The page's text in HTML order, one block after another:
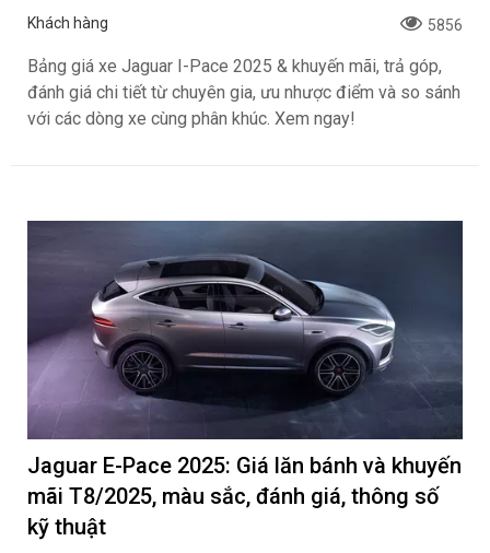
Khách hàng 5856
Bảng giá xe Jaguar I-Pace 2025 & khuyến mãi, trả góp,
đánh giá chi tiết từ chuyên gia, ưu nhược điểm và so sánh
với các dòng xe cùng phân khúc. Xem ngay!
Jaguar E-Pace 2025: Giá lăn bánh và khuyến
mãi T8/2025, màu sắc, đánh giá, thông số
kỹ thuật